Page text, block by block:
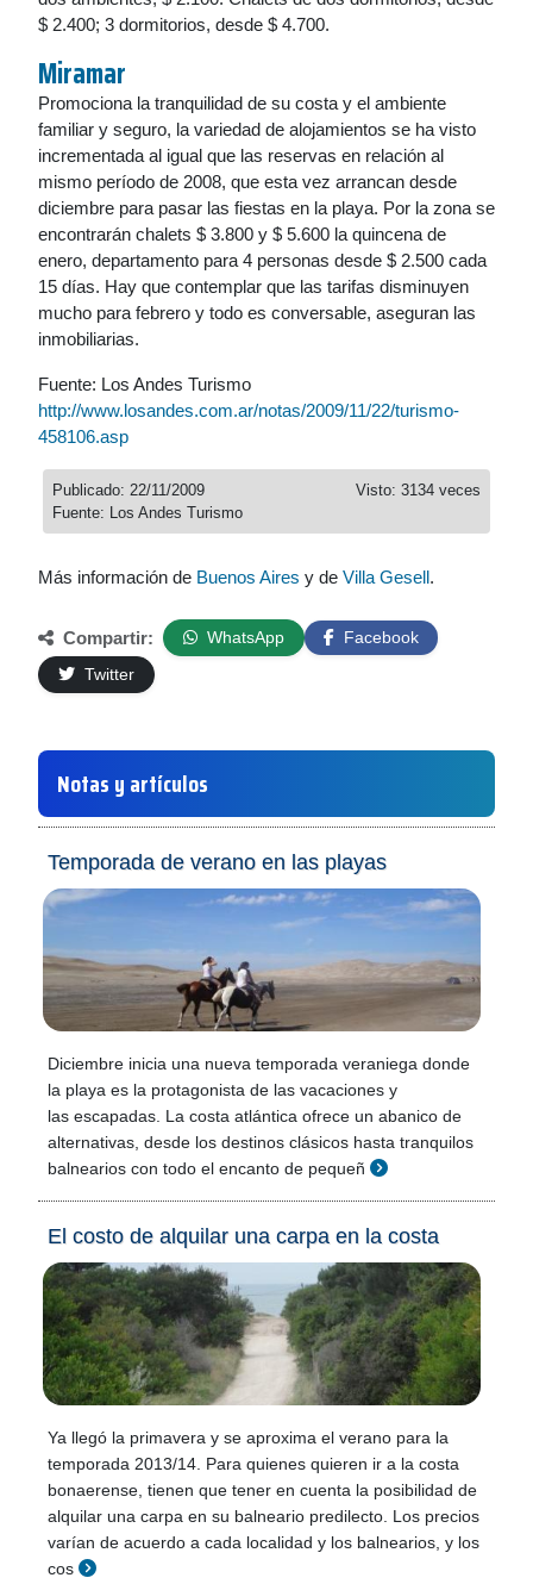
$ 2.400; 3 dormitorios, desde $ 4.700.
Miramar
Promociona la tranquilidad de su costa y el ambiente
familiar y seguro, la variedad de alojamientos se ha visto
incrementada al igual que las reservas en relación al
mismo período de 2008, que esta vez arrancan desde
diciembre para pasar las fiestas en la playa. Por la zona se
encontrarán chalets $ 3.800 y $ 5.600 la quincena de
enero, departamento para 4 personas desde $ 2.500 cada
15 días. Hay que contemplar que las tarifas disminuyen
mucho para febrero y todo es conversable, aseguran las
inmobiliarias.
Fuente: Los Andes Turismo
http://www.losandes.com.ar/notas/2009/11/22/turismo-
458106.asp
Visto: 3134 veces
Publicado: 22/11/2009
Fuente: Los Andes Turismo
Más información de Buenos Aires y de Villa Gesell.
Compartir: WhatsApp
Facebook
Twitter
Notas y artículos
Temporada de verano en las playas
Diciembre inicia una nueva temporada veraniega donde
la playa es la protagonista de las vacaciones y
las escapadas. La costa atlántica ofrece un abanico de
alternativas, desde los destinos clásicos hasta tranquilos
balnearios con todo el encanto de pequeñ
El costo de alquilar una carpa en la costa
Ya llegó la primavera y se aproxima el verano para la
temporada 2013/14. Para quienes quieren ir a la costa
bonaerense, tienen que tener en cuenta la posibilidad de
alquilar una carpa en su balneario predilecto. Los precios
varían de acuerdo a cada localidad y los balnearios, y los
cos